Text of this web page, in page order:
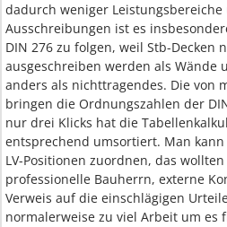
dadurch weniger
Ausschreibungen ist es
DIN 276 zu folgen, weil Stb-Decken
ausgeschreiben werden als Wände
anders als nichttragendes. Die von
bringen die Ordnungszahlen der
nur drei Klicks hat die
entsprechend umsortiert. Man
LV-Positionen zuordnen, das
professionelle Bauherrn, externe
Verweis auf die einschlägigen
normalerweise zu viel Arbeit um es